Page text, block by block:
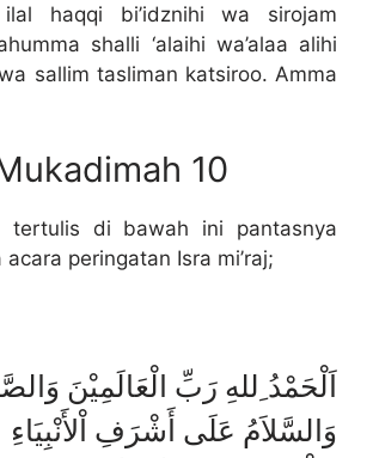
ilal haqqi bi’idznihi wa sirojam
shalli ‘alaihi wa’alaa alihi
sallim tasliman katsiroo. Amma
10
tertulis di bawah ini pantasnya
peringatan Isra mi’raj;
اَلْحَمْدُ ِللهِ رَبِّ الْعَالَمِيْنَ
وَالسَّلاَمُ عَلَى أَشْرَفِ اْلأَنْبِيَاءِ